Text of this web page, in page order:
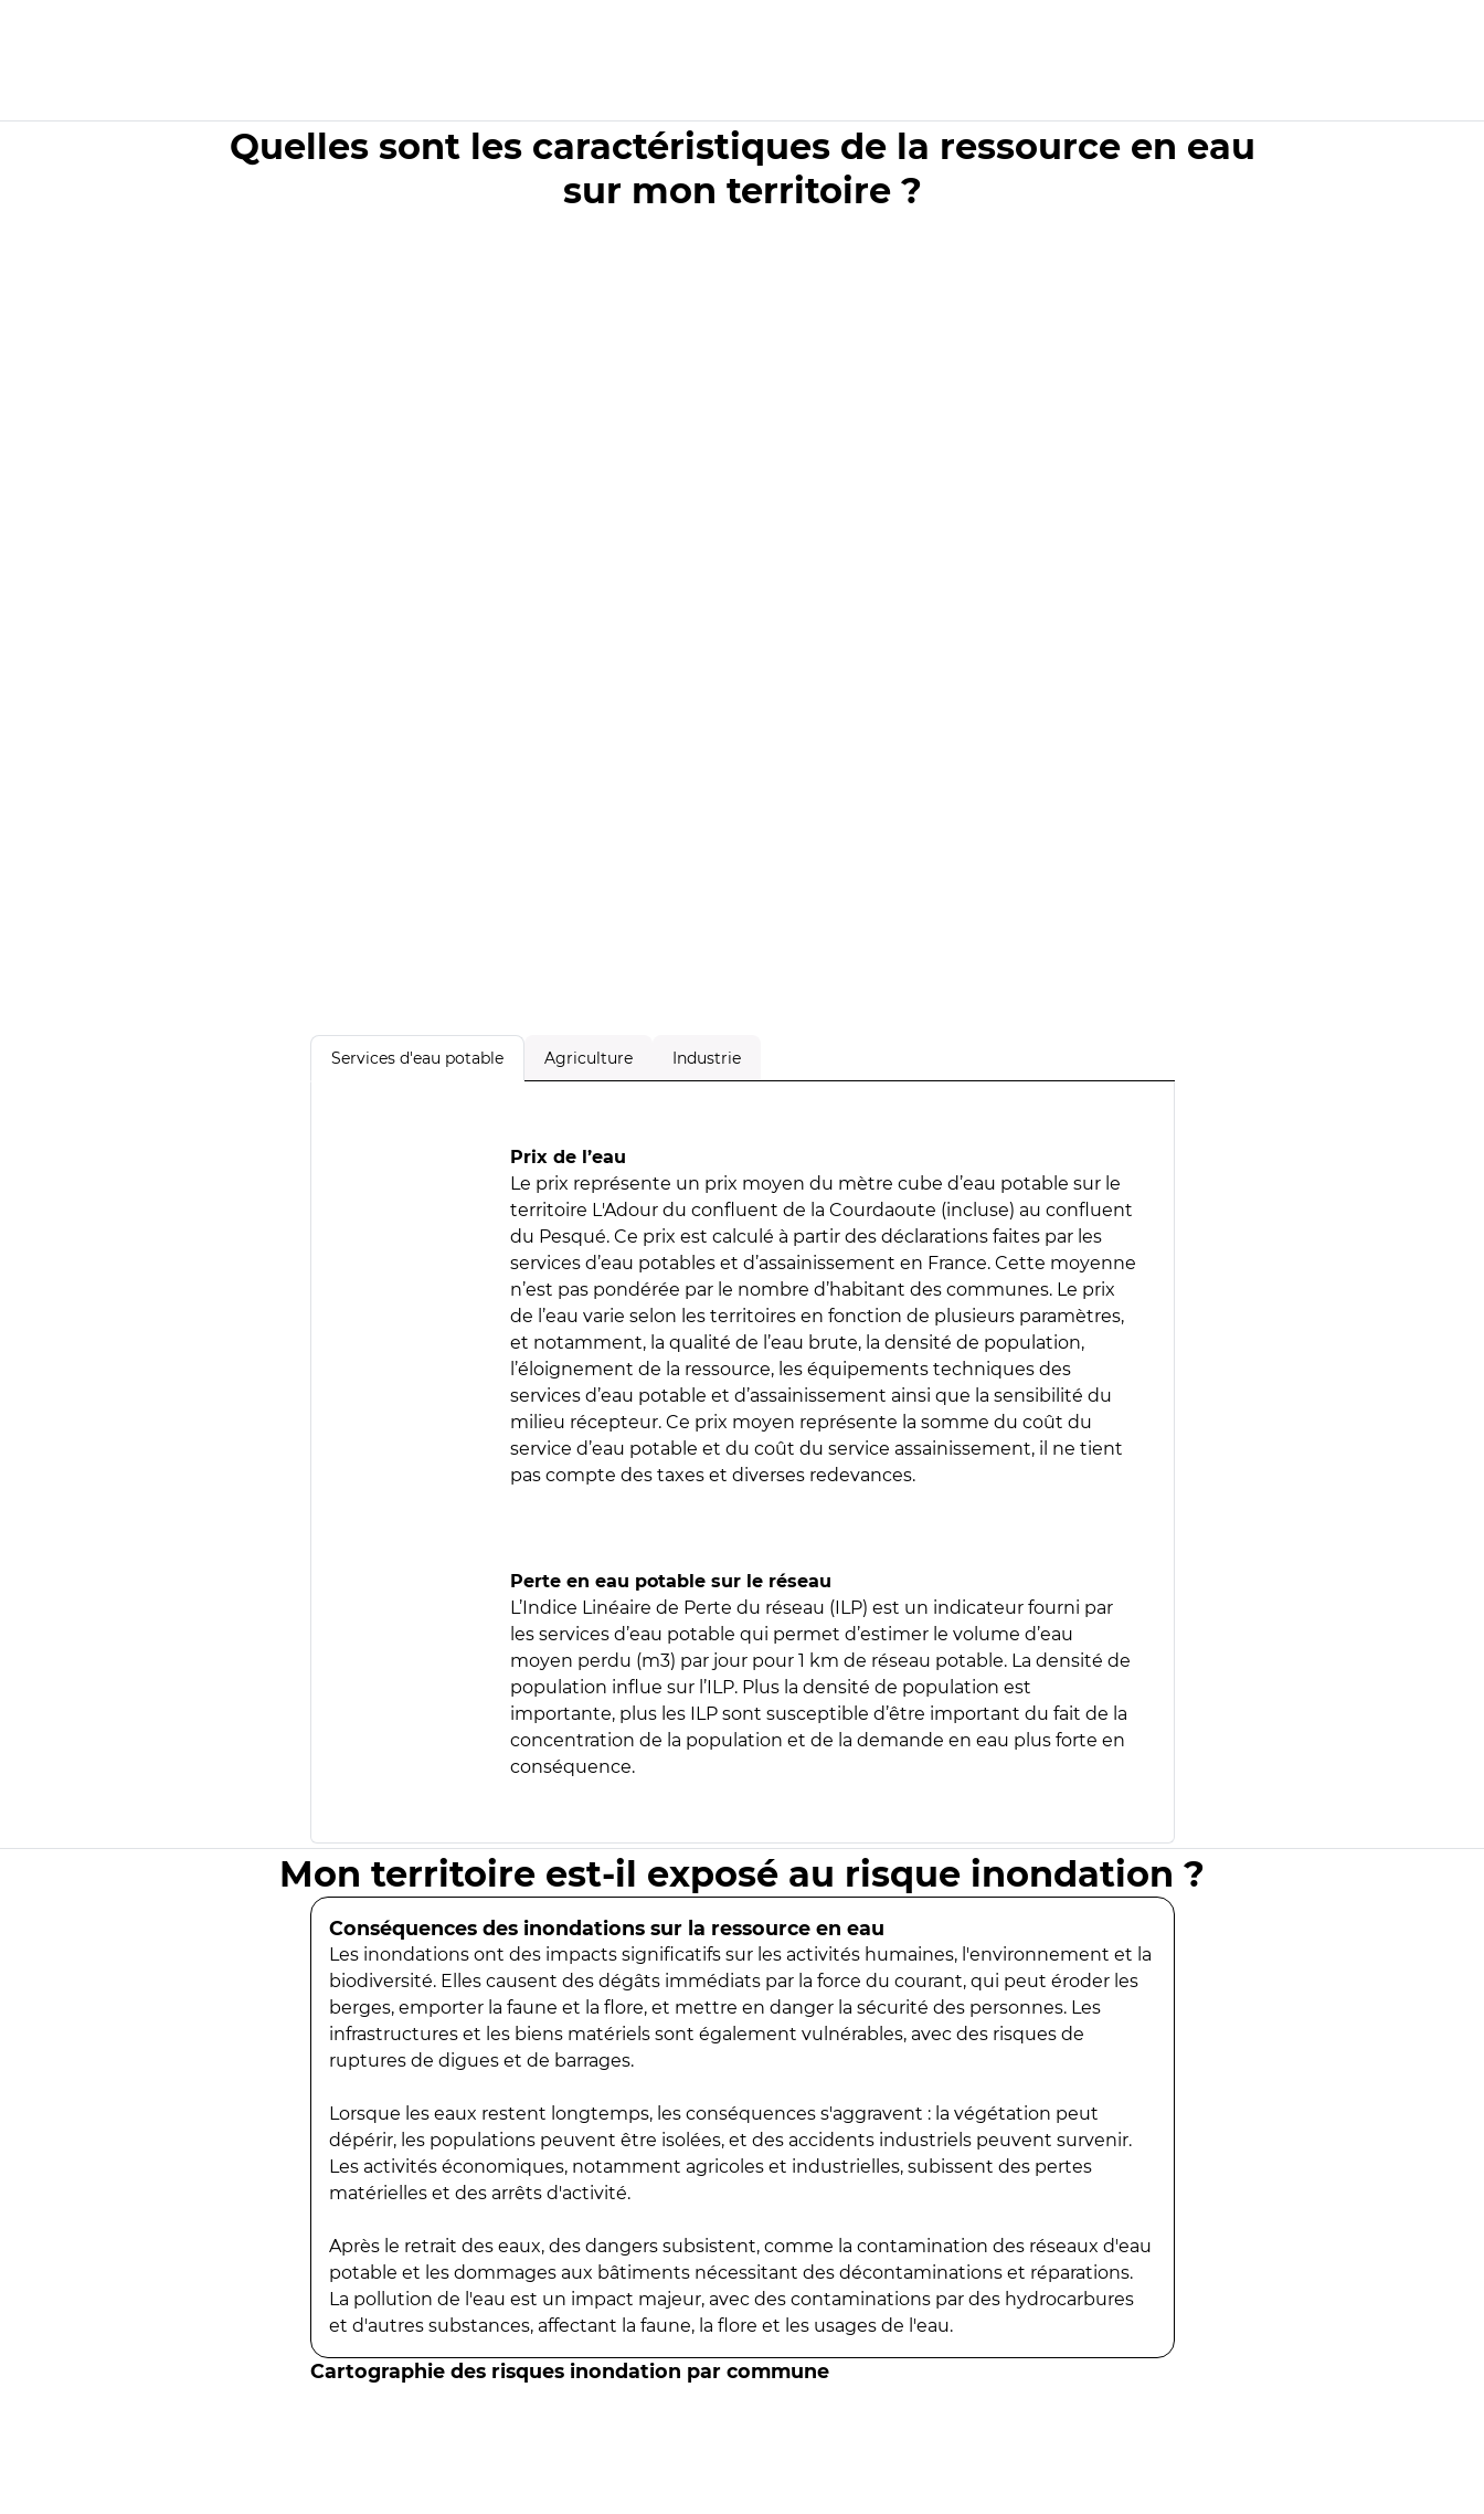
Quelles sont les caractéristiques de la ressource en eau
sur mon territoire ?
Services d'eau potable Agriculture Industrie
Prix de l’eau
Le prix représente un prix moyen du mètre cube d’eau potable sur le
territoire L'Adour du confluent de la Courdaoute (incluse) au confluent
du Pesqué. Ce prix est calculé à partir des déclarations faites par les
services d’eau potables et d’assainissement en France. Cette moyenne
n’est pas pondérée par le nombre d’habitant des communes. Le prix
de l’eau varie selon les territoires en fonction de plusieurs paramètres,
et notamment, la qualité de l’eau brute, la densité de population,
l’éloignement de la ressource, les équipements techniques des
services d’eau potable et d’assainissement ainsi que la sensibilité du
milieu récepteur. Ce prix moyen représente la somme du coût du
service d’eau potable et du coût du service assainissement, il ne tient
pas compte des taxes et diverses redevances.
Perte en eau potable sur le réseau
L’Indice Linéaire de Perte du réseau (ILP) est un indicateur fourni par
les services d’eau potable qui permet d’estimer le volume d’eau
moyen perdu (m3) par jour pour 1 km de réseau potable. La densité de
population influe sur l’ILP. Plus la densité de population est
importante, plus les ILP sont susceptible d’être important du fait de la
concentration de la population et de la demande en eau plus forte en
conséquence.
Mon territoire est-il exposé au risque inondation ?
Conséquences des inondations sur la ressource en eau
Les inondations ont des impacts significatifs sur les activités humaines, l'environnement et la
biodiversité. Elles causent des dégâts immédiats par la force du courant, qui peut éroder les
berges, emporter la faune et la flore, et mettre en danger la sécurité des personnes. Les
infrastructures et les biens matériels sont également vulnérables, avec des risques de
ruptures de digues et de barrages.
Lorsque les eaux restent longtemps, les conséquences s'aggravent : la végétation peut
dépérir, les populations peuvent être isolées, et des accidents industriels peuvent survenir.
Les activités économiques, notamment agricoles et industrielles, subissent des pertes
matérielles et des arrêts d'activité.
Après le retrait des eaux, des dangers subsistent, comme la contamination des réseaux d'eau
potable et les dommages aux bâtiments nécessitant des décontaminations et réparations.
La pollution de l'eau est un impact majeur, avec des contaminations par des hydrocarbures
et d'autres substances, affectant la faune, la flore et les usages de l'eau.
Cartographie des risques inondation par commune